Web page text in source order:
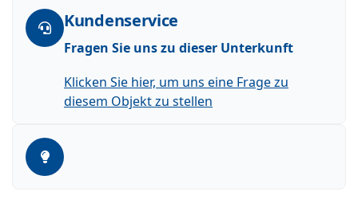
Kundenservice
Fragen Sie uns zu dieser Unterkunft
Klicken Sie hier, um uns eine Frage zu
diesem Objekt zu stellen